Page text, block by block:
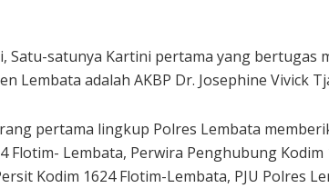
Satu-satunya Kartini pertama yang bertugas
Lembata adalah AKBP Dr. Josephine Vivick
pertama lingkup Polres Lembata
Flotim- Lembata, Perwira Penghubung
Kodim 1624 Flotim-Lembata, PJU Polres